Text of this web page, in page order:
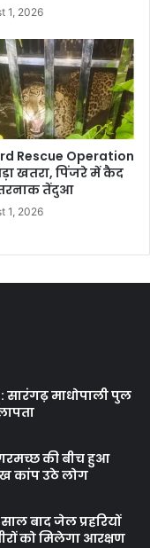
1, 2026
Rescue Operation
खतरा, पिंजरे में कैद
तेंदुआ
1, 2026
माधोपाली पुल
की बीच हुआ
कांप उठे लोग
बाद जेल प्रहरियों
को मिलेगा आरक्षण